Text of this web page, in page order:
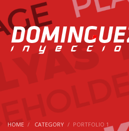
HOME CATEGORY PORTFOLIO 1